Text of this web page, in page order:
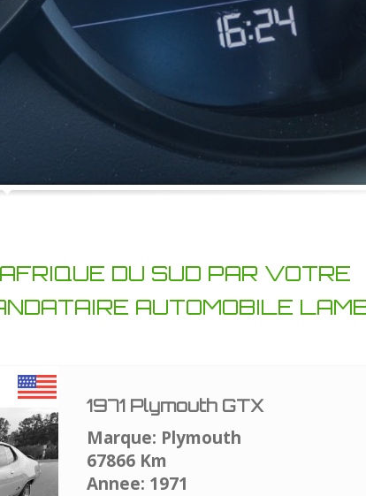
DU SUD PAR VOTRE
AUTOMOBILE
1971 Plymouth GTX
Marque: Plymouth
67866 Km
Annee: 1971